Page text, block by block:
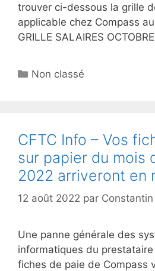
trouver ci-dessous la grille
applicable chez Compass
GRILLE SALAIRES
Non classé
CFTC Info – Vos
sur papier du mois
2022 arriveront en
12 août 2022 par Constantin
Une panne générale des
informatiques du
fiches de paie de Compass